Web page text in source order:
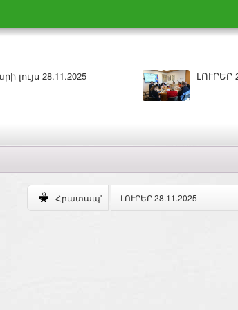
ԼՈՒՐԵՐ 26.11.2025
Հրատապ' ԼՈՒՐԵՐ 28.11.2025